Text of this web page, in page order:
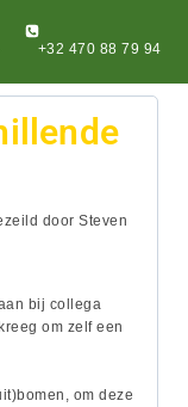
+32 470 88 79 94
door Steven
bij collega
om zelf een
om deze